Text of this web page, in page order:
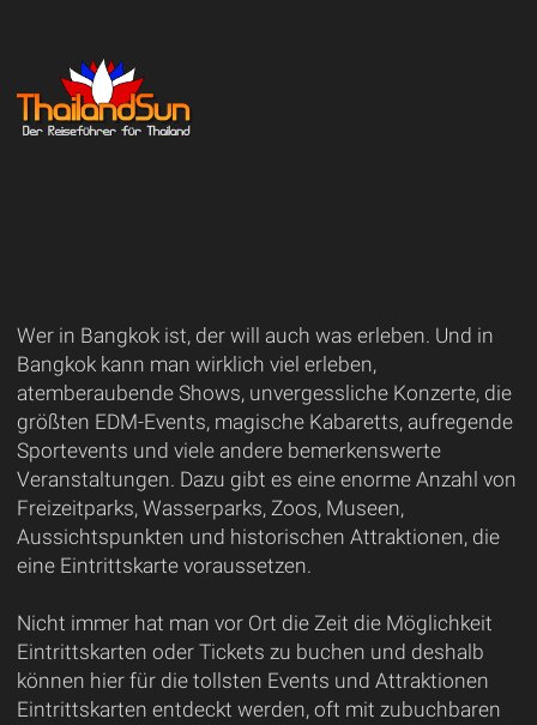
Wer in Bangkok ist, der will auch was erleben. Und in
Bangkok kann man wirklich viel erleben,
atemberaubende Shows, unvergessliche Konzerte, die
größten EDM-Events, magische Kabaretts, aufregende
Sportevents und viele andere bemerkenswerte
Veranstaltungen. Dazu gibt es eine enorme Anzahl von
Freizeitparks, Wasserparks, Zoos, Museen,
Aussichtspunkten und historischen Attraktionen, die
eine Eintrittskarte voraussetzen.
Nicht immer hat man vor Ort die Zeit die Möglichkeit
Eintrittskarten oder Tickets zu buchen und deshalb
können hier für die tollsten Events und Attraktionen
Eintrittskarten entdeckt werden, oft mit zubuchbaren